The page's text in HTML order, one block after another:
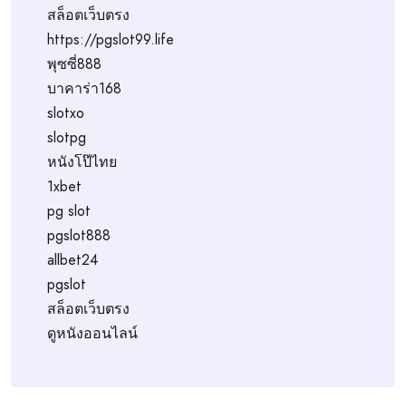
สล็อตเว็บตรง
https://pgslot99.life
พุซซี่888
บาคาร่า168
slotxo
slotpg
หนังโป๊ไทย
1xbet
pg slot
pgslot888
allbet24
pgslot
สล็อตเว็บตรง
ดูหนังออนไลน์